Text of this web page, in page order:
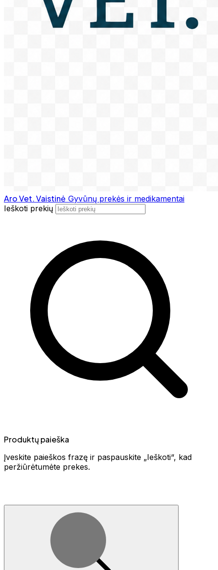
Aro Vet. Vaistinė Gyvūnų prekės ir medikamentai
Ieškoti prekių
Produktų paieška
Įveskite paieškos frazę ir paspauskite „Ieškoti“, kad
peržiūrėtumėte prekes.